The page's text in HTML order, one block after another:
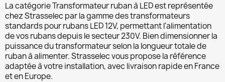
La catégorieTransformateur ruban à LEDest représentée
chez Strasselec par la gamme des transformateurs
standards pour rubans LED 12V, permettant l'alimentation
de vos rubans depuis le secteur 230V. Bien dimensionner la
puissance du transformateur selon la longueur totale de
ruban à alimenter. Strasselec vous propose la référence
adaptée à votre installation, avec livraison rapide en France
et en Europe.